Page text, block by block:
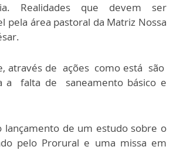
Realidades que devem ser
pela área pastoral da Matriz Nossa
através de ações como está são
falta de saneamento básico e
lançamento de um estudo sobre o
pelo Prorural e uma missa em